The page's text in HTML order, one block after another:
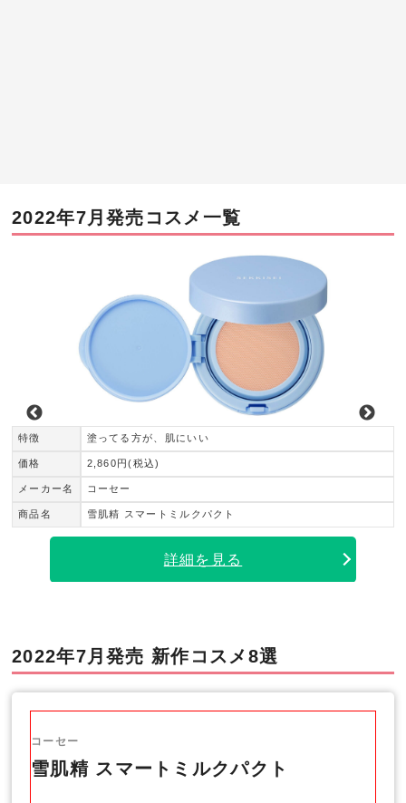
2022年7月発売コスメ一覧
特徴
価格
メーカー名
商品名
塗ってる方が、肌にいい
2,860円(税込)
コーセー
雪肌精 スマートミルクパクト
詳細を見る
2022年7月発売 新作コスメ8選
コーセー
雪肌精 スマートミルクパクト